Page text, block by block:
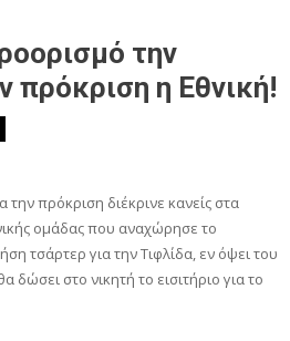
την
πρόκριση η Εθνική!
την πρόκριση διέκρινε κανείς στα
ομάδας που αναχώρησε το
τσάρτερ για την Τιφλίδα, εν όψει του
δώσει στο νικητή το εισιτήριο για το